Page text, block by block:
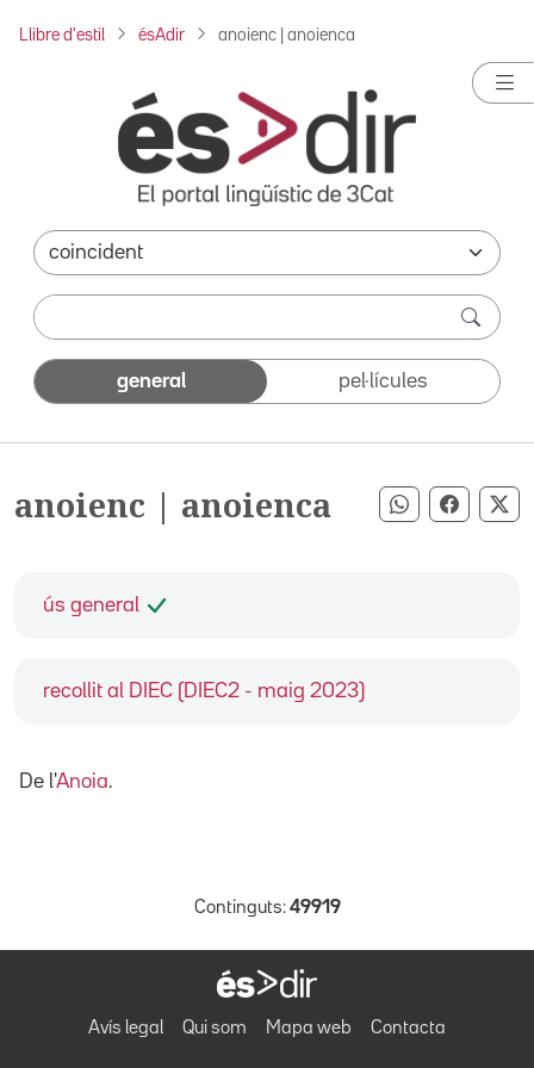
Llibre d'estil ésAdir anoienc | anoienca
general pel·lícules
anoienc | anoienca Compartir
ús general
recollit al DIEC (DIEC2 - maig 2023)
De l'Anoia.
Continguts: 49919
Avís legal Qui som Mapa web Contacta